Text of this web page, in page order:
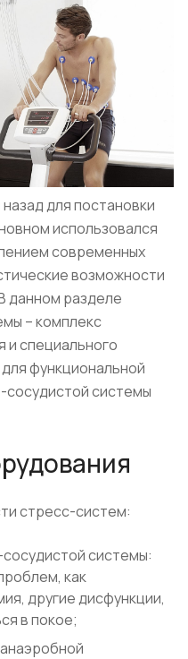
для постановки
использовался
современных
возможности
данном разделе
– комплекс
и специального
функциональной
системы
стресс-систем:
системы:
как
другие дисфункции,
в покое;